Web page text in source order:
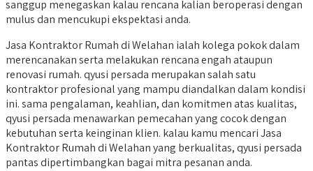
sanggup menegaskan kalau rencana kalian beroperasi dengan
mulus dan mencukupi ekspektasi anda.
Jasa Kontraktor Rumah di Welahan ialah kolega pokok dalam
merencanakan serta melakukan rencana engah ataupun
renovasi rumah. qyusi persada merupakan salah satu
kontraktor profesional yang mampu diandalkan dalam kondisi
ini. sama pengalaman, keahlian, dan komitmen atas kualitas,
qyusi persada menawarkan pemecahan yang cocok dengan
kebutuhan serta keinginan klien. kalau kamu mencari Jasa
Kontraktor Rumah di Welahan yang berkualitas, qyusi persada
pantas dipertimbangkan bagai mitra pesanan anda.